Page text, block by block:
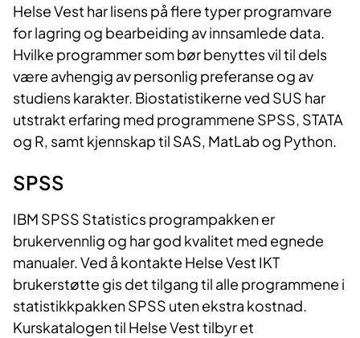
Helse Vest har lisens på flere typer programvare
for lagring og bearbeiding av innsamlede data.
Hvilke programmer som bør benyttes vil til dels
være avhengig av personlig preferanse og av
studiens karakter. Biostatistikerne ved SUS har
utstrakt erfaring med programmene SPSS, STATA
og R, samt kjennskap til SAS, MatLab og Python.
SPS​​​S
IBM SPSS Statistics programpakken er
brukervennlig og har god kvalitet med egnede
manualer. Ved å kontakte Helse Vest IKT
brukerstøtte gis det tilgang til alle programmene i
statistikkpakken SPSS uten ekstra kostnad.
Kurskatalogen til Helse Vest tilbyr et